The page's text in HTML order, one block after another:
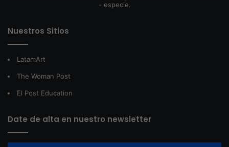
- especie.
Nuestros Sitios
LatamArt
The Woman Post
El Post Education
Date de alta en nuestro newsletter